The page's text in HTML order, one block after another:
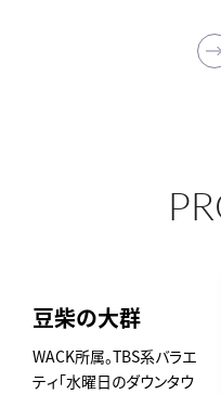
豆柴の大群
WACK所属。TBS系バラエ
ティ「水曜日のダウンタウ